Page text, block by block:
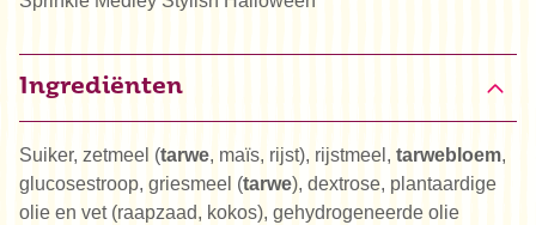
Ingrediënten
Suiker, zetmeel (tarwe, maïs, rijst), rijstmeel, tarwebloem,
glucosestroop, griesmeel (tarwe), dextrose, plantaardige
olie en vet (raapzaad, kokos), gehydrogeneerde olie